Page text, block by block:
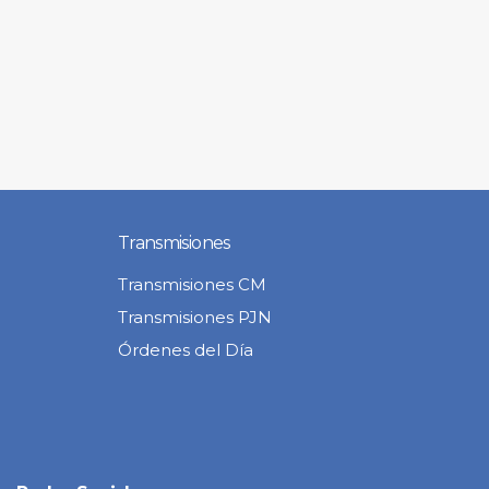
Transmisiones
Transmisiones CM
Transmisiones PJN
Órdenes del Día